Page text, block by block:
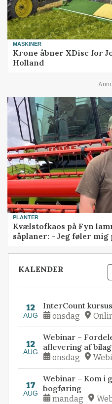
MASKINER
Krone åbner XDisc for
Holland
PLANTER
Kvælstofkaos på Fyn
såplaner: - Jeg føler mig
KALENDER
12
AUG
InterCount
onsdag
12
AUG
Webinar –
aflevering af bilag
onsdag
17
AUG
Webinar – Kom i
bogføring
mandag